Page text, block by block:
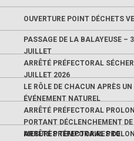
OUVERTURE POINT DÉCHETS
PASSAGE DE LA BALAYEUSE –
JUILLET
ARRÊTÉ PRÉFECTORAL
JUILLET 2026
LE RÔLE DE CHACUN APRÈS UN
ÉVÉNEMENT NATUREL
ARRÊTÉ PRÉFECTORAL
PORTANT DÉCLENCHEMENT DE
MESURES TEMPORAIRES DE
ARRÊTÉ PRÉFECTORAL